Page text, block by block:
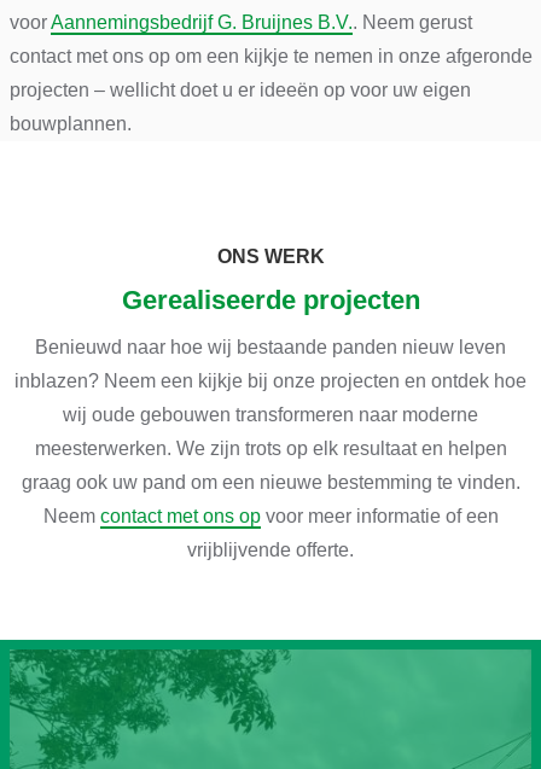
voorAannemingsbedrijf G. Bruijnes B.V.. Neem gerust
contact met ons op om een kijkje te nemen in onze afgeronde
projecten – wellicht doet u er ideeën op voor uw eigen
bouwplannen.
ONS WERK
Gerealiseerde projecten
Benieuwd naar hoe wij bestaande panden nieuw leven
inblazen? Neem een kijkje bij onze projecten en ontdek hoe
wij oude gebouwen transformeren naar moderne
meesterwerken. We zijn trots op elk resultaat en helpen
graag ook uw pand om een nieuwe bestemming te vinden.
Neem contact met ons opvoor meer informatie of een
vrijblijvende offerte.